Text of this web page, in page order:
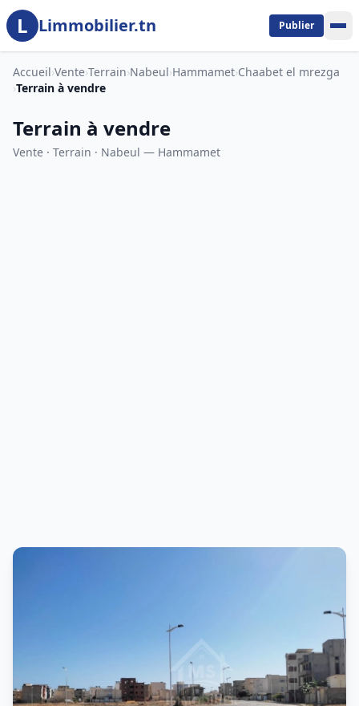
Aller au contenu principal
L Limmobilier.tn Publier
Accueil›Vente›Terrain›Nabeul›Hammamet›Chaabet el mrezga
›Terrain à vendre
Terrain à vendre
Vente · Terrain · Nabeul — Hammamet